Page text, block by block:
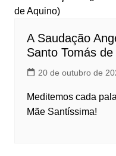
A Saudação
Santo Tomás de
20 de outubro de
Meditemos cada
Mãe Santíssima!